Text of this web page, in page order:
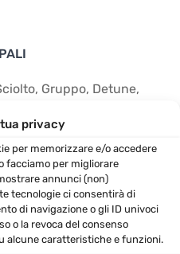
privacy
per memorizzare e/o accedere
facciamo per migliorare
annunci (non)
tecnologie ci consentirà di
di navigazione o gli ID univoci
o la revoca del consenso
alcune caratteristiche e funzioni.
Gruppo, Detune,
MP-75